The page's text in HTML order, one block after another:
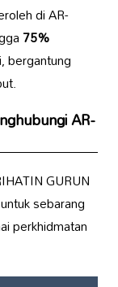
di AR-
75%
bergantung
AR-
GURUN
sebarang
perkhidmatan